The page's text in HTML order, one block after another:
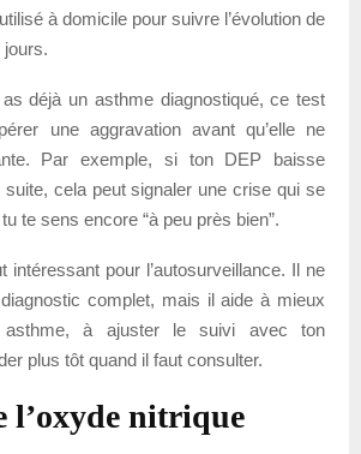
à domicile pour suivre l’évolution de
jours.
déjà un asthme diagnostiqué, ce test
une aggravation avant qu’elle ne
Par exemple, si ton DEP baisse
cela peut signaler une crise qui se
te sens encore “à peu près bien”.
intéressant pour l’autosurveillance. Il ne
complet, mais il aide à mieux
asthme, à ajuster le suivi avec ton
plus tôt quand il faut consulter.
l’oxyde nitrique